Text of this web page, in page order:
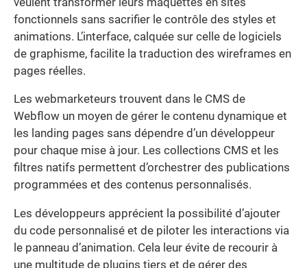
fonctionnels sans sacrifier le contrôle des styles et
animations. L’interface, calquée sur celle de logiciels
de graphisme, facilite la traduction des wireframes en
pages réelles.
Les webmarketeurs trouvent dans le CMS de
Webflow un moyen de gérer le contenu dynamique et
les landing pages sans dépendre d’un développeur
pour chaque mise à jour. Les collections CMS et les
filtres natifs permettent d’orchestrer des publications
programmées et des contenus personnalisés.
Les développeurs apprécient la possibilité d’ajouter
du code personnalisé et de piloter les interactions via
le panneau d’animation. Cela leur évite de recourir à
une multitude de plugins tiers et de gérer des